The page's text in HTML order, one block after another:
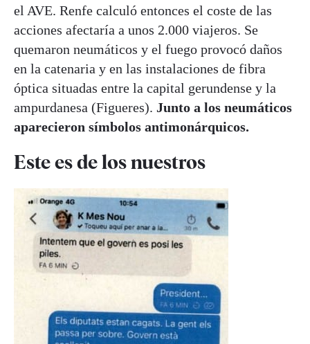
el AVE. Renfe calculó entonces el coste de las
acciones afectaría a unos 2.000 viajeros. Se
quemaron neumáticos y el fuego provocó daños
en la catenaria y en las instalaciones de fibra
óptica situadas entre la capital gerundense y la
ampurdanesa (Figueres). Junto a los neumáticos
aparecieron símbolos antimonárquicos.
Este es de los nuestros